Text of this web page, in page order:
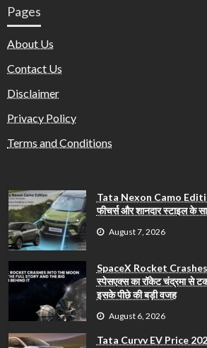
Pages
About Us
Contact Us
Disclaimer
Privacy Policy
Terms and Conditions
Tata Nexon Camo
फीचर्स और शानदार स्टाइल के
August 7, 2026
SpaceX Rocket
स्पेसएक्स का रॉकेट चंद्रमा से
इसके पीछे की बड़ी वजह
August 6, 2026
Tata Curvv EV Price